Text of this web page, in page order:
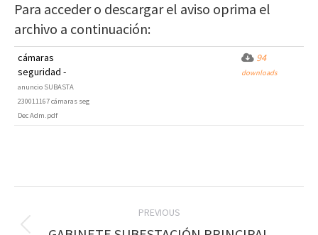
Para acceder o descargar el aviso oprima el
archivo a continuación:
cámaras
seguridad -
anuncio SUBASTA
230011167 cámaras seg
Dec Adm.pdf
94
downloads
PREVIOUS